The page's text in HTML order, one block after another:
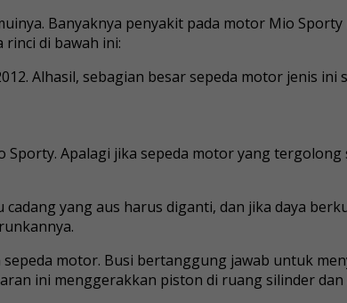
Banyaknya penyakit pada motor Mio
di bawah ini:
Alhasil, sebagian besar sepeda motor jenis ini
Apalagi jika sepeda motor yang
yang aus harus diganti, dan jika daya
motor. Busi bertanggung jawab untuk
ini menggerakkan piston di ruang silinder